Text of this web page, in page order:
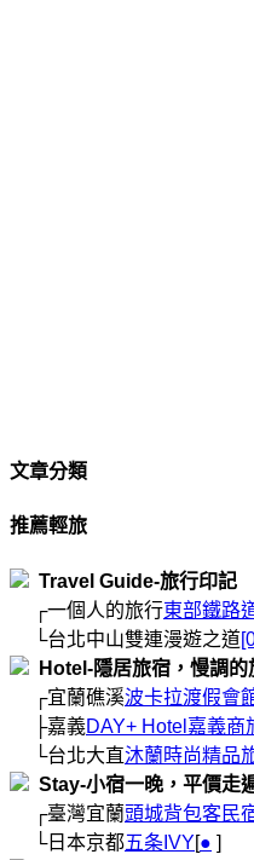
文章分類
推薦輕旅
  Travel Guide-旅行印記
     ┌一個人的旅行
東部鐵路
     └台北中山雙連漫遊之道
Hotel-隱居旅宿，慢調
     ┌宜蘭礁溪
波卡拉渡假會
     ├嘉義
DAY+ Hotel嘉義商
     └台北大直
沐蘭時尚精品
Stay-小宿一晚，平價走
     ┌臺灣宜蘭
頭城背包客民
     └日本京都
五条IVY[●